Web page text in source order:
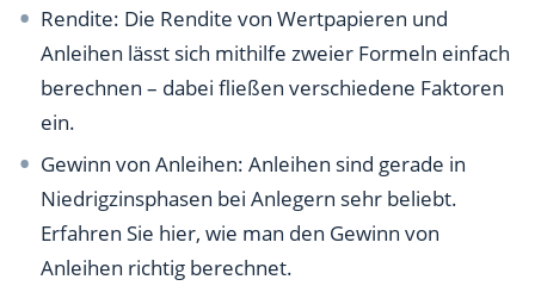
Rendite: Die Rendite von Wertpapieren und
Anleihen lässt sich mithilfe zweier Formeln einfach
berechnen – dabei fließen verschiedene Faktoren
ein.
Gewinn von Anleihen: Anleihen sind gerade in
Niedrigzinsphasen bei Anlegern sehr beliebt.
Erfahren Sie hier, wie man den Gewinn von
Anleihen richtig berechnet.